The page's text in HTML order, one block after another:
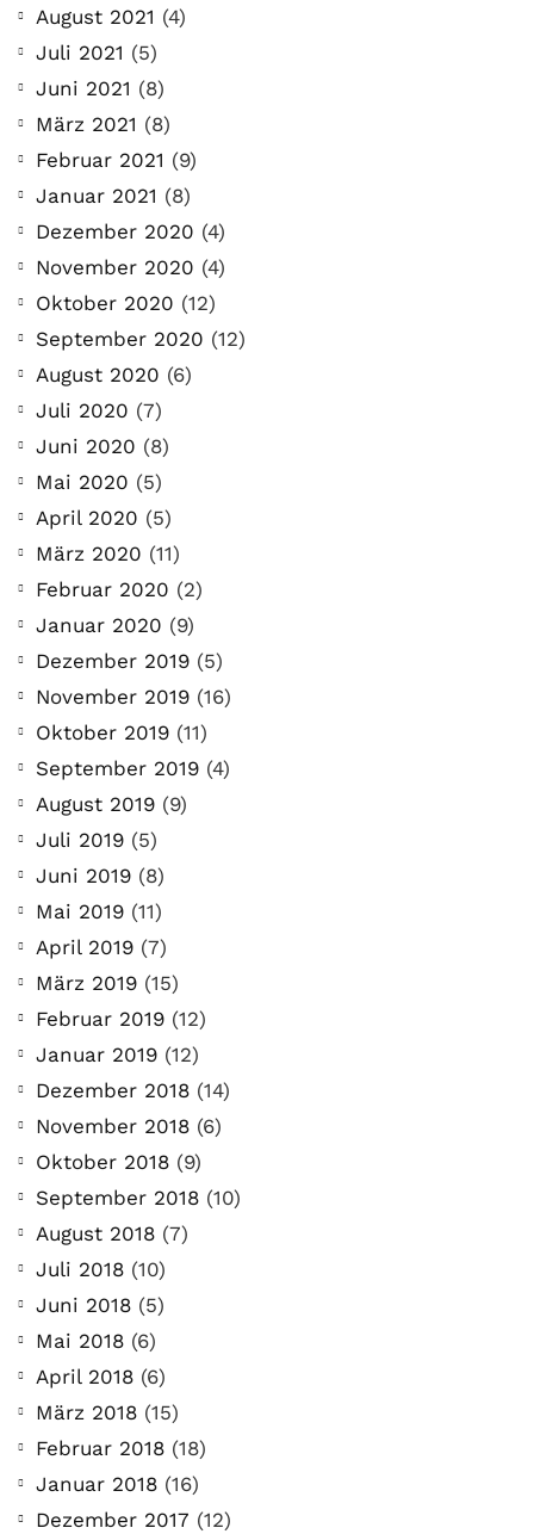
August 2021 (4)
Juli 2021 (5)
Juni 2021 (8)
März 2021 (8)
Februar 2021 (9)
Januar 2021 (8)
Dezember 2020 (4)
November 2020 (4)
Oktober 2020 (12)
September 2020 (12)
August 2020 (6)
Juli 2020 (7)
Juni 2020 (8)
Mai 2020 (5)
April 2020 (5)
März 2020 (11)
Februar 2020 (2)
Januar 2020 (9)
Dezember 2019 (5)
November 2019 (16)
Oktober 2019 (11)
September 2019 (4)
August 2019 (9)
Juli 2019 (5)
Juni 2019 (8)
Mai 2019 (11)
April 2019 (7)
März 2019 (15)
Februar 2019 (12)
Januar 2019 (12)
Dezember 2018 (14)
November 2018 (6)
Oktober 2018 (9)
September 2018 (10)
August 2018 (7)
Juli 2018 (10)
Juni 2018 (5)
Mai 2018 (6)
April 2018 (6)
März 2018 (15)
Februar 2018 (18)
Januar 2018 (16)
Dezember 2017 (12)